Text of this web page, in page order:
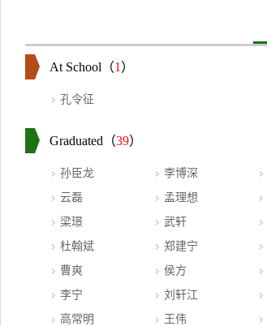
At School（1 ）
孔令征
Graduated（39）
孙臣龙 李博深
云磊
孟理想
梁璟
武轩
杜翰斌
郑建宁
曹爽
侯方
李宁
刘轩江
高常明
王伟